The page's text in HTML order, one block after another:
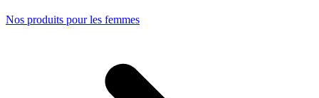
Nos produits pour les femmes